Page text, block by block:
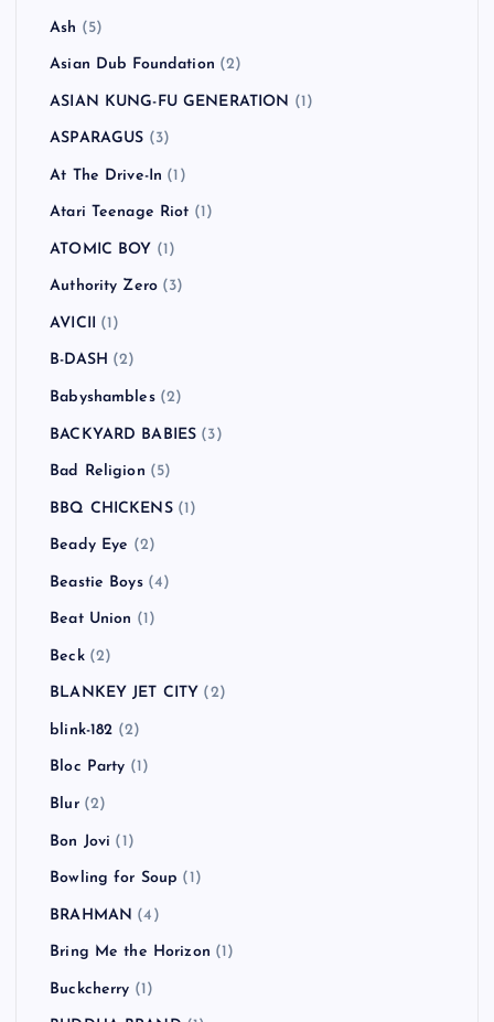
Ash (5)
Asian Dub Foundation (2)
ASIAN KUNG-FU GENERATION (1)
ASPARAGUS (3)
At The Drive-In (1)
Atari Teenage Riot (1)
ATOMIC BOY (1)
Authority Zero (3)
AVICII (1)
B-DASH (2)
Babyshambles(2)
BACKYARD BABIES (3)
Bad Religion (5)
BBQ CHICKENS(1)
Beady Eye (2)
Beastie Boys(4)
Beat Union (1)
Beck(2)
BLANKEY JET CITY (2)
blink-182 (2)
Bloc Party (1)
Blur(2)
Bon Jovi (1)
Bowling for Soup (1)
BRAHMAN (4)
Bring Me the Horizon (1)
Buckcherry (1)